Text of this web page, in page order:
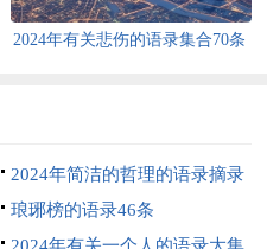
2024年有关悲伤的语录集合70条
2024年简洁的哲理的语录摘录
90条
琅琊榜的语录46条
2024年有关一个人的语录大集